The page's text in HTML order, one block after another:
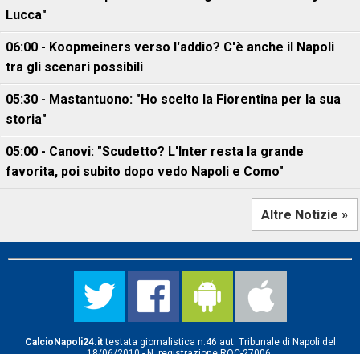
Lucca"
06:00 - Koopmeiners verso l'addio? C'è anche il Napoli
tra gli scenari possibili
05:30 - Mastantuono: "Ho scelto la Fiorentina per la sua
storia"
05:00 - Canovi: "Scudetto? L'Inter resta la grande
favorita, poi subito dopo vedo Napoli e Como"
Altre Notizie »
CalcioNapoli24.ittestata giornalistica n.46 aut. Tribunale di Napoli del